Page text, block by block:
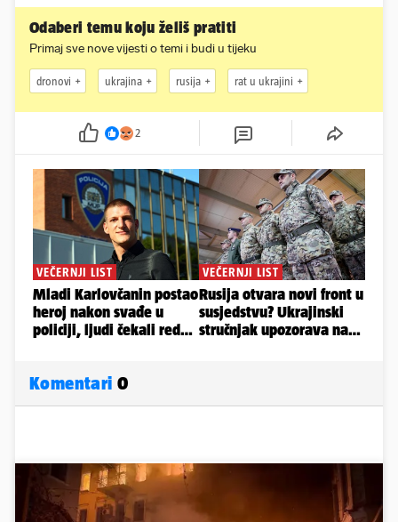
Odaberi temu koju želiš pratiti
Primaj sve nove vijesti o temi i budi u tijeku
dronovi ukrajina rusija rat u ukrajini
2
Komentari 0